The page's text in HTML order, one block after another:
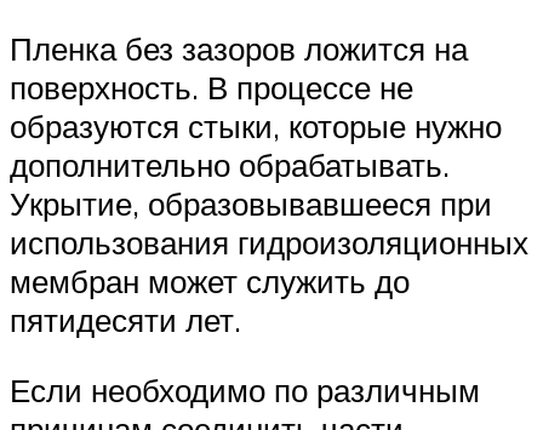
Пленка без зазоров ложится на
поверхность. В процессе не
образуются стыки, которые нужно
дополнительно обрабатывать.
Укрытие, образовывавшееся при
использования гидроизоляционных
мембран может служить до
пятидесяти лет.
Если необходимо по различным